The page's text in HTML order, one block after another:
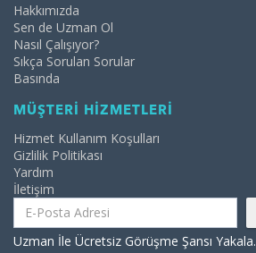
Hakkımızda
Sen de Uzman Ol
Nasıl Çalışıyor?
Sıkça Sorulan Sorular
Basında
MÜŞTERİ HİZMETLERİ
Hizmet Kullanım Koşulları
Gizlilik Politikası
Yardım
İletişim
Uzman İle Ücretsiz Görüşme Şansı Yakala.